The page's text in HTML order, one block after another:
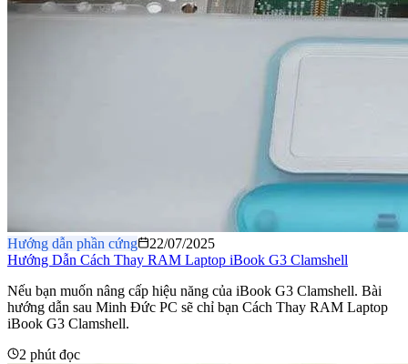
Hướng dẫn phần cứng
22/07/2025
Hướng Dẫn Cách Thay RAM Laptop iBook G3 Clamshell
Nếu bạn muốn nâng cấp hiệu năng của iBook G3 Clamshell. Bài
hướng dẫn sau Minh Đức PC sẽ chỉ bạn Cách Thay RAM Laptop
iBook G3 Clamshell.
2 phút đọc